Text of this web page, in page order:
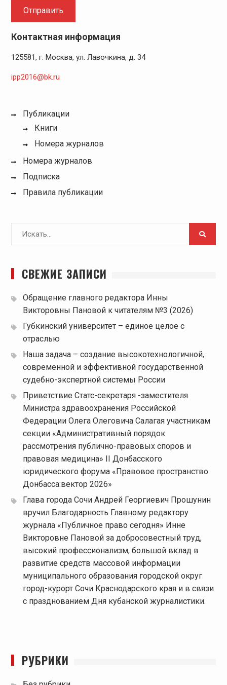
Контактная информация
125581, г. Москва, ул. Лавочкина, д. 34
ipp2016@bk.ru
Публикации
Книги
Номера журналов
Номера журналов
Подписка
Правила публикации
Поиск
СВЕЖИЕ ЗАПИСИ
Обращение главного редактора Инны
Викторовны Пановой к читателям №3 (2026)
Губкинский университет – единое целое с
отраслью
Наша задача – создание высокотехнологичной,
современной и эффективной государственной
судебно-экспертной системы России
Приветствие Статс-секретаря -заместителя
Министра здравоохранения Российской
Федерации Олега Олеговича Салагая участникам
секции «Административный порядок
рассмотрения публично-правовых споров и
правовая медицина» II Донбасского
юридического форума «Правовое пространство
Донбасса:вектор 2026»
Глава города Сочи Андрей Георгиевич Прошунин
вручил Благодарность Главному редактору
журнала «Публичное право сегодня» Инне
Викторовне Пановой за добросовестный труд,
высокий профессионализм, большой вклад в
развитие средств массовой информации
муниципального образования городской округ
город-курорт Сочи Краснодарского края и в связи
с празднованием Дня кубанской журналистики.
РУБРИКИ